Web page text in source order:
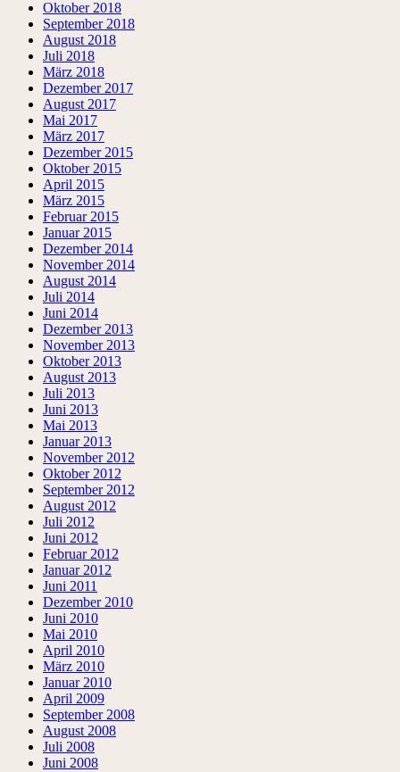
Oktober 2018
September 2018
August 2018
Juli 2018
März 2018
Dezember 2017
August 2017
Mai 2017
März 2017
Dezember 2015
Oktober 2015
April 2015
März 2015
Februar 2015
Januar 2015
Dezember 2014
November 2014
August 2014
Juli 2014
Juni 2014
Dezember 2013
November 2013
Oktober 2013
August 2013
Juli 2013
Juni 2013
Mai 2013
Januar 2013
November 2012
Oktober 2012
September 2012
August 2012
Juli 2012
Juni 2012
Februar 2012
Januar 2012
Juni 2011
Dezember 2010
Juni 2010
Mai 2010
April 2010
März 2010
Januar 2010
April 2009
September 2008
August 2008
Juli 2008
Juni 2008